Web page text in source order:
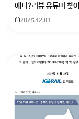
그리고 그 건
아니면 같은
결혼 상대를
에 가셔서
1년 동안 보
요.
30초반이시
애니?리뷰 유튜버 찾
2025.12.01